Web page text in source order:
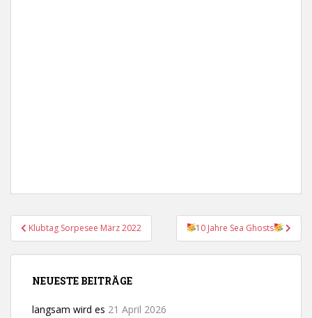
Beitragsnavigation
Klubtag Sorpesee März 2022 10 Jahre Sea Ghosts
NEUESTE BEITRÄGE
langsam wird es 21 April 2026